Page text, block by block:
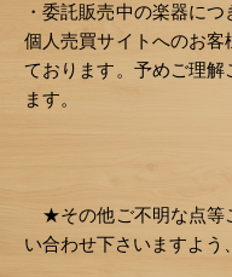
・委託販売中の楽器に
個人売買サイトへのお客
ております。予めご理
ます。
★その他ご不明な点等
い合わせ下さいますよう